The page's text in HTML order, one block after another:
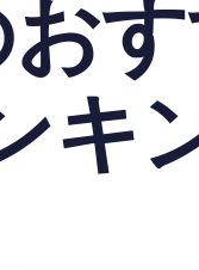
キ